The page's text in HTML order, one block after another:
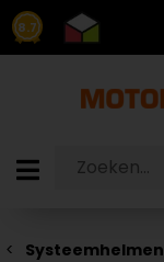
8.7
Systeemhelmen